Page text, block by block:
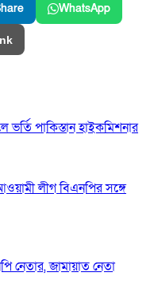
WhatsApp
ভর্তি পাকিস্তান হাইকমিশনার
লীগ বিএনপির সঙ্গে
নেতার, জামায়াত নেতা